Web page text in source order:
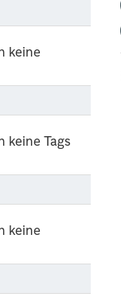
keine
keine Tags
keine